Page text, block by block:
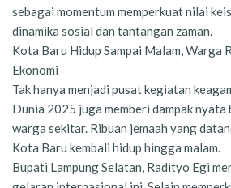
sebagai momentum memperkuat nilai
dinamika sosial dan tantangan zaman.
Kota Baru Hidup Sampai Malam, Warga
Ekonomi
Tak hanya menjadi pusat kegiatan
Dunia 2025 juga memberi dampak nyata
warga sekitar. Ribuan jemaah yang
Kota Baru kembali hidup hingga malam.
Bupati Lampung Selatan, Radityo Egi